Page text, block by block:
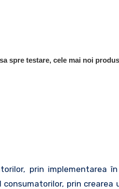
spre testare, cele mai noi
prin implementarea
prin crearea